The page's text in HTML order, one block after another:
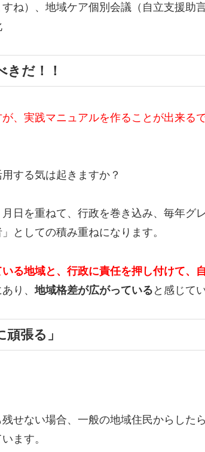
ね）、地域ケア個別会議（自立支援助
だ！！
、実践マニュアルを作ることが出来る
する気は起きますか？
日を重ねて、行政を巻き込み、毎年グ
としての積み重ねになります。
る地域と、行政に責任を押し付けて、
あり、地域格差が広がっている と感じて
張る」
せない場合、一般の地域住民からした
ます。